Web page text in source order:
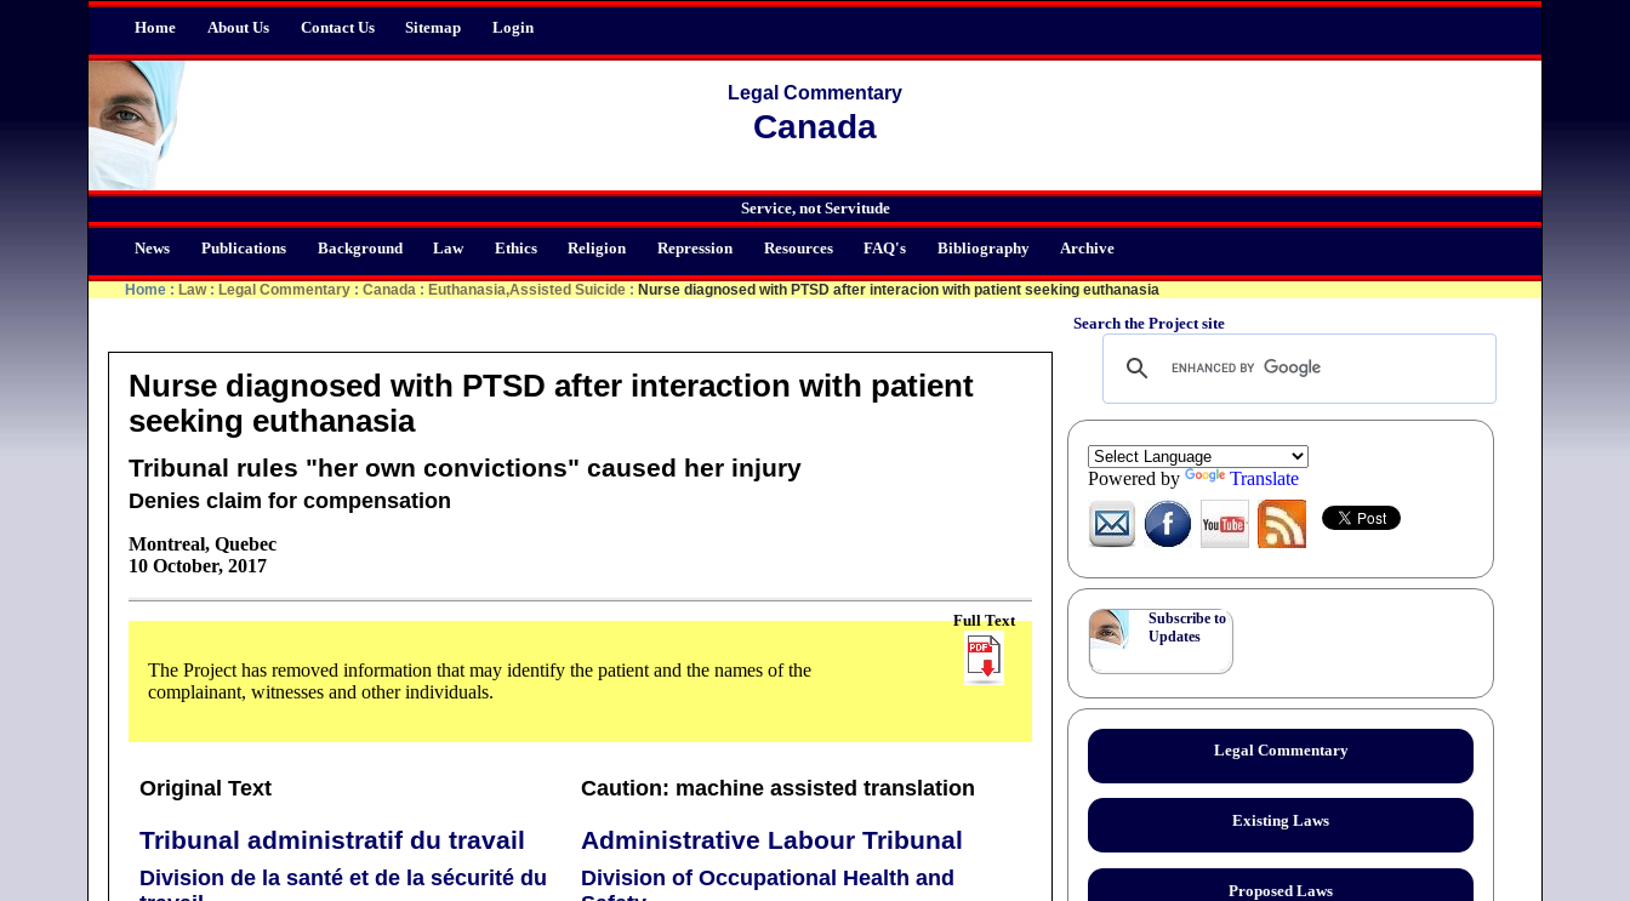
Home About Us Contact Us Sitemap Login
Legal Commentary
Canada
Service, not Servitude
News Publications Background Law Ethics Religion Repression Resources FAQ's Bibliography Archive
Home : Law: Legal Commentary : Canada : Euthanasia,Assisted Suicide : Nurse diagnosed with PTSD after interacion with patient seeking euthanasia
Search the Project site
Powered by Translate
Subscribe to
Updates
Legal Commentary
Existing Laws
Proposed Laws
Nurse diagnosed with PTSD after interaction with patient
seeking euthanasia
Tribunal rules "her own convictions" caused her injury
Denies claim for compensation
Montreal, Quebec
10 October, 2017
Full Text
The Project has removed information that may identify the patient and the names of the
complainant, witnesses and other individuals.
Original Text Caution: machine assisted translation
Tribunal administratif du travail Administrative Labour Tribunal
Division de la santé et de la sécurité du
Division of Occupational Health and